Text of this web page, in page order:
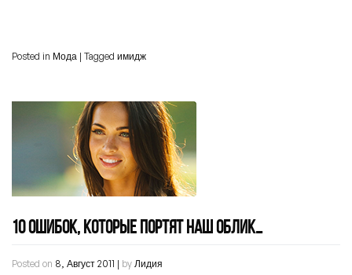
Posted in Мода | Tagged имидж
10 ОШИБОК, КОТОРЫЕ ПОРТЯТ НАШ ОБЛИК…
Posted on 8, Август 2011 | by Лидия